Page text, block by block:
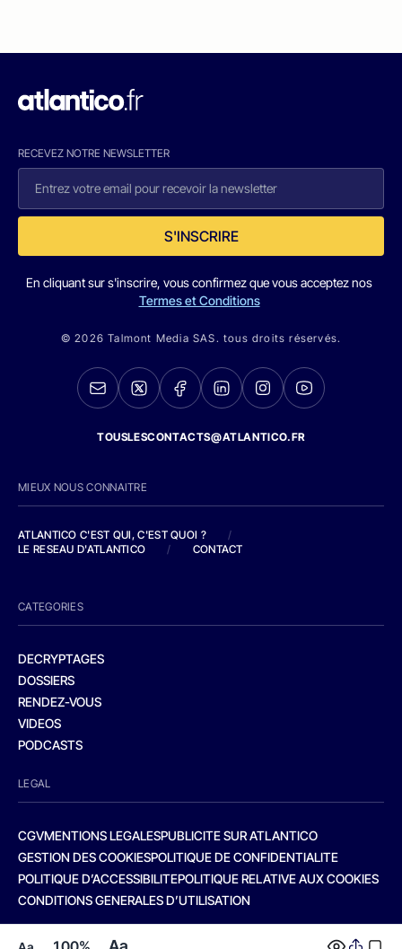
RECEVEZ NOTRE NEWSLETTER
S'INSCRIRE
En cliquant sur s'inscrire, vous confirmez que vous acceptez nos
Termes et Conditions
© 2026 Talmont Media SAS. tous droits réservés.
TOUSLESCONTACTS@ATLANTICO.FR
MIEUX NOUS CONNAITRE
ATLANTICO C'EST QUI, C'EST QUOI ?
/
LE RESEAU D'ATLANTICO
/ CONTACT
CATEGORIES
DECRYPTAGES
DOSSIERS
RENDEZ-VOUS
VIDEOS
PODCASTS
LEGAL
CGVMENTIONS LEGALESPUBLICITE SUR ATLANTICO
GESTION DES COOKIESPOLITIQUE DE CONFIDENTIALITE
POLITIQUE D’ACCESSIBILITEPOLITIQUE RELATIVE AUX COOKIES
CONDITIONS GENERALES D’UTILISATION